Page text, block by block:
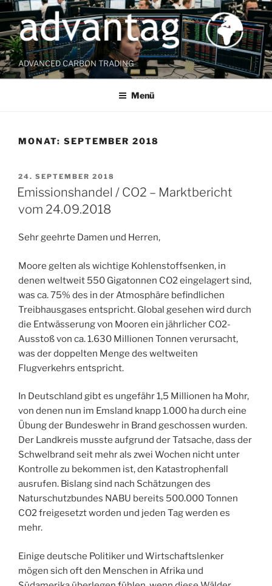
Zum
Inhalt
springen
ADVANCED CARBON TRADING
Menü
MONAT: SEPTEMBER 2018
VERÖFFENTLICHT
AM
24. SEPTEMBER 2018
Emissionshandel / CO2 – Marktbericht
vom 24.09.2018
Sehr geehrte Damen und Herren,
Moore gelten als wichtige Kohlenstoffsenken, in
denen weltweit 550 Gigatonnen CO2 eingelagert sind,
was ca. 75% des in der Atmosphäre befindlichen
Treibhausgases entspricht. Global gesehen wird durch
die Entwässerung von Mooren ein jährlicher CO2-
Ausstoß von ca. 1.630 Millionen Tonnen verursacht,
was der doppelten Menge des weltweiten
Flugverkehrs entspricht.
In Deutschland gibt es ungefähr 1,5 Millionen ha Mohr,
von denen nun im Emsland knapp 1.000 ha durch eine
Übung der Bundeswehr in Brand geschossen wurden.
Der Landkreis musste aufgrund der Tatsache, dass der
Schwelbrand seit mehr als zwei Wochen nicht unter
Kontrolle zu bekommen ist, den Katastrophenfall
ausrufen. Bislang sind nach Schätzungen des
Naturschutzbundes NABU bereits 500.000 Tonnen
CO2 freigesetzt worden und jeden Tag werden es
mehr.
Einige deutsche Politiker und Wirtschaftslenker
mögen sich oft den Menschen in Afrika und